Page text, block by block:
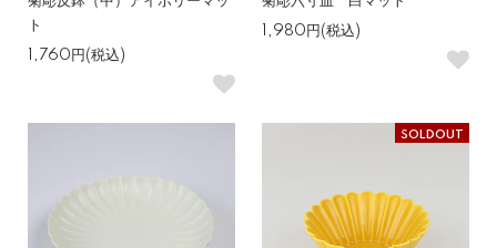
ト
1,760円(税込)
1,980円(税込)
SOLDOUT